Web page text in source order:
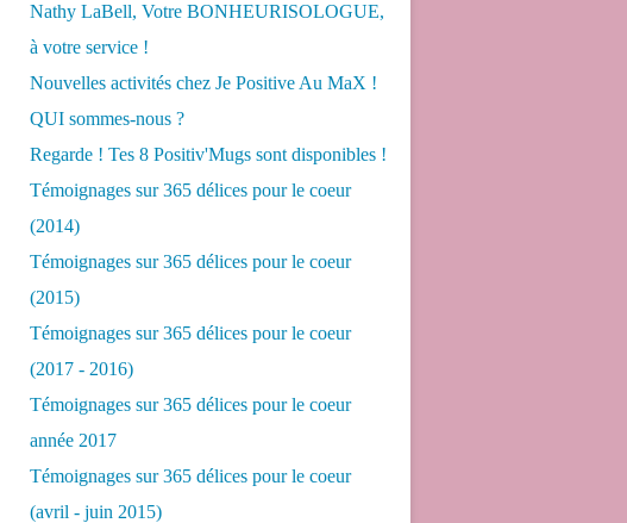
Nathy LaBell, Votre BONHEURISOLOGUE,
à votre service !
Nouvelles activités chez Je Positive Au MaX !
QUI sommes-nous ?
Regarde ! Tes 8 Positiv'Mugs sont disponibles !
Témoignages sur 365 délices pour le coeur
(2014)
Témoignages sur 365 délices pour le coeur
(2015)
Témoignages sur 365 délices pour le coeur
(2017 - 2016)
Témoignages sur 365 délices pour le coeur
année 2017
Témoignages sur 365 délices pour le coeur
(avril - juin 2015)